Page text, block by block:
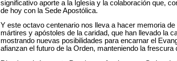
significativo aporte a la Iglesia y la colaboración que,
de hoy con la Sede Apostólica.
Y este octavo centenario nos lleva a hacer memoria
mártires y apóstoles de la caridad, que han llevado la
mostrando nuevas posibilidades para encarnar el
afianzan el futuro de la Orden, manteniendo la frescura